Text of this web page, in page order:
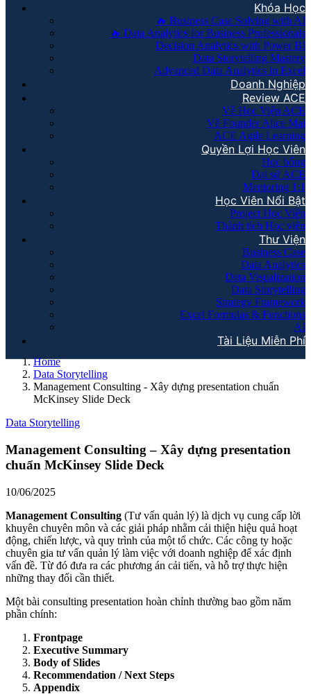
Khóa Học
🔥 Business Case Solving with AI
🔥 Data Analytics for Business Professionals
Decision Analytics with Power BI
Data Storytelling Mastery
Advanced Data Analytics in Excel
Doanh Nghiệp
Review ACE
Về Học Viện ACE
Về Founder Alice Mai
ACE Agile Learning
Quyền Lợi Học Viên
Học bổng
Đại sứ ACE
Mentoring 1:1
Học Viên Nổi Bật
Project Học Viên
Thành tích Học viên
Thư Viện
Business Case
Data Analytics
Data Visualization
Data Storytelling
Strategy Framework
Excel Formulas & Functions
AI
Tài Liệu Miễn Phí
Home
Data Storytelling
Management Consulting - Xây dựng presentation chuẩn
McKinsey Slide Deck
Data Storytelling
Management Consulting – Xây dựng presentation
chuẩn McKinsey Slide Deck
10/06/2025
Management Consulting (Tư vấn quản lý) là dịch vụ cung cấp lời
khuyên chuyên môn và các giải pháp nhằm cải thiện hiệu quả hoạt
động, chiến lược, và quy trình của một tổ chức. Các công ty hoặc
chuyên gia tư vấn quản lý làm việc với doanh nghiệp để xác định
vấn đề. Từ đó đưa ra các phương án cải tiến, và hỗ trợ thực hiện
những thay đổi cần thiết.
Một bài consulting presentation hoàn chỉnh thường bao gồm năm
phần chính:
Frontpage
Executive Summary
Body of Slides
Recommendation / Next Steps
Appendix